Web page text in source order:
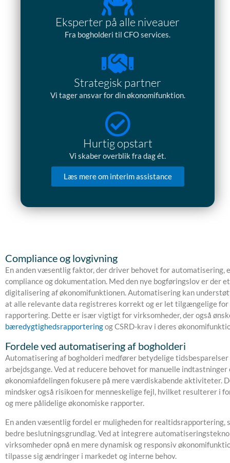
Eksperter på alle niveauer
Fra bogholderi til CFO services.
Strategisk partner
Vi tager ansvar for din økonomifunktion.
Hurtig opstart
Vi skaber overblik fra dag ét.
Læs mere om interim assistance
Compliance og lovgivning
En anden væsentlig faktor, der driver behovet for automatisering,
compliance og dokumentation. Med den nye bogføringslov er der
digitalisering af økonomifunktionen. Automatisering kan
at alle relevante data registreres korrekt og er let tilgængelige for
rapportering. Dette er især vigtigt for virksomheder, der også
bæredygtighedsrapporteringog CSRD-krav i deres
Fordele ved automatisering af bogholderi
Automatisering af bogholderi medfører betydelige
arbejdsgange. Ved at reducere behovet for manuelle
økonomiafdelingen fokusere på mere værdiskabende aktiviteter.
mindsker også risikoen for menneskelige fejl, hvilket resulterer i
og mere pålidelige økonomiske rapporter.
En anden væsentlig fordel er muligheden for realtidsrapportering,
bedre beslutningsgrundlag. Ved at integrere
virksomheder opnå en mere dynamisk og responsiv
tilpasse sig ændringer i markedet og interne behov.